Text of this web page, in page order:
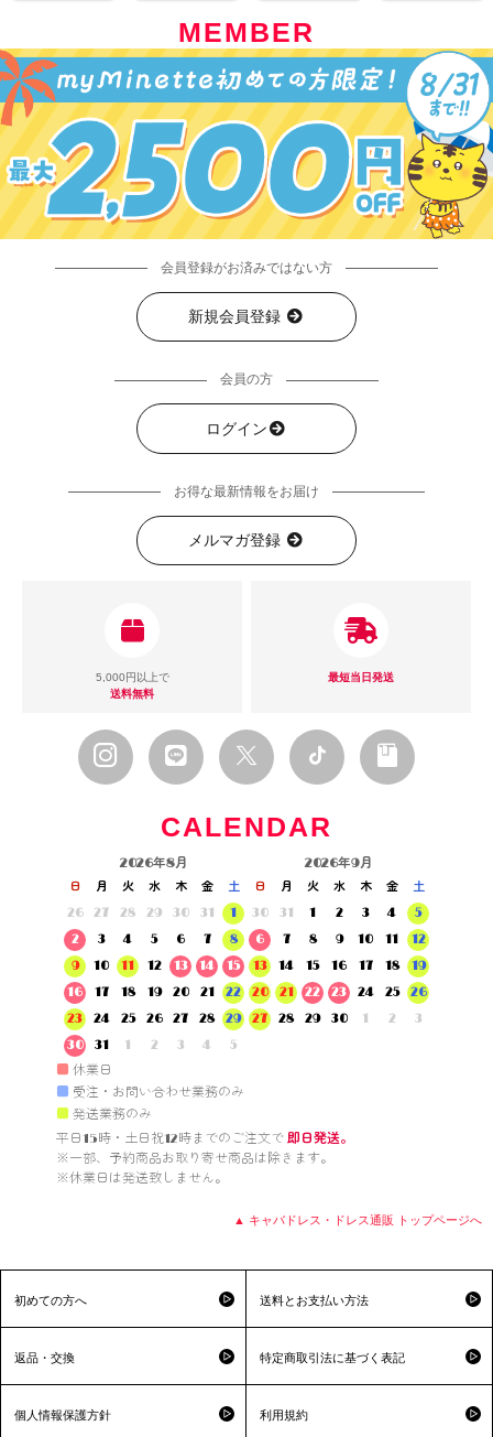
MEMBER
会員登録がお済みではない方
新規会員登録
会員の方
ログイン
お得な最新情報をお届け
メルマガ登録
5,000円以上で
送料無料
最短当日発送
CALENDAR
2026年8月
日 月 火 水 木 金
土
26
27 28 29 30 31
1
2
3 4 5 6 7
8
9
10 11 12 13 14
15
16
17 18 19 20 21
22
23
24 25 26 27 28
29
30
31 1 2 3 4 5
2026年9月
日 月 火 水 木 金
土
30
31 1 2 3 4
5
6
7 8 9 10 11
12
13
14 15 16 17 18
19
20
21 22 23 24 25
26
27
28 29 30 1 2 3
■ 休業日
■ 受注・お問い合わせ業務のみ
■ 発送業務のみ
平日15時・土日祝12時までのご注文で 即日発送。
※一部、予約商品お取り寄せ商品は除きます。
※休業日は発送致しません。
▲ キャバドレス・ドレス通販 トップページへ
初めての方へ 送料とお支払い方法
返品・交換 特定商取引法に基づく表記
個人情報保護方針 利用規約